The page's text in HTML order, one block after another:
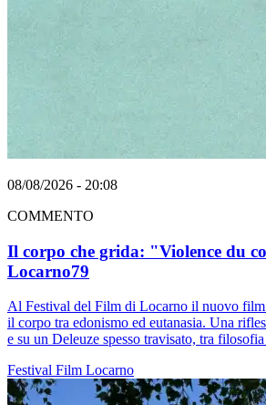
08/08/2026 - 20:08
COMMENTO
Il corpo che grida: "Violence du
Locarno79
Al Festival del Film di Locarno il nuovo film
il corpo tra edonismo ed eutanasia. Una
e su un Deleuze spesso travisato, tra
Festival Film Locarno